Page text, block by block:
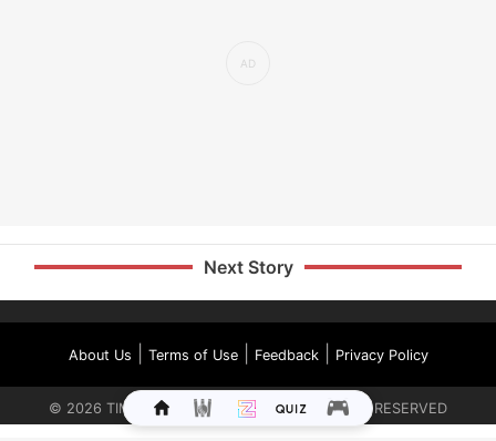
Next Story
About Us Terms of Use| Feedback| Privacy Policy
© 2026 TIMES INTERNET LIMITED. ALL RIGHTS RESERVED